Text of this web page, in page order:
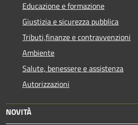
Educazione e formazione
Giustizia e sicurezza pubblica
Tributi,finanze e contravvenzioni
Ambiente
Salute, benessere e assistenza
Autorizzazioni
NOVITÀ